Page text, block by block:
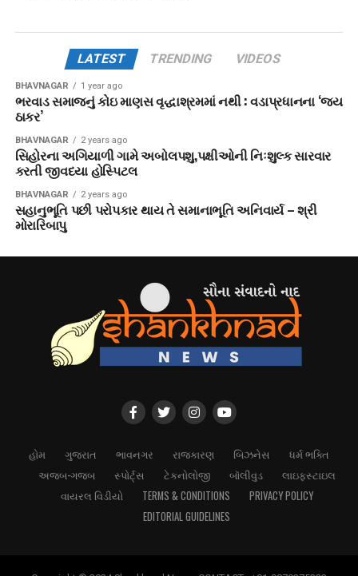
LATEST TRENDING VIDEOS
BHAVNAGAR 1 year ago
ભરવાડ સમાજનું કોઇ માણસ વૃદ્ધાશ્રમમાં નથી : વડાપ્રધાનના ‘જય
ઠાકર’
BHAVNAGAR 2 years ago
સિહોરના અગિયાળી ગામે અબોલપશુ,પક્ષીઓની નિઃશુલ્ક સારવાર
કરતી જીવદયા હોસ્પિટલ
BHAVNAGAR 2 years ago
સહાનુભૂતિ પછી પરોપકાર થાય તે સમાનાભૂતિ અનિવાર્ય – શ્રી
મોરારિબાપુ
હોમ ગુજરાત ભાવનગર રાજકારણ બિઝનેસ
ધર્મ ભક્તિ
અજબ-ગજબ
સ્પોર્ટ્સ ટેકનોલોજી બૉલીવુડ
લાઇફસ્ટાઇલ
વાયરલ વિડીયો
TERMS & CONDITIONS
PRIVACY POLICY
EDITORIAL GUIDELINES